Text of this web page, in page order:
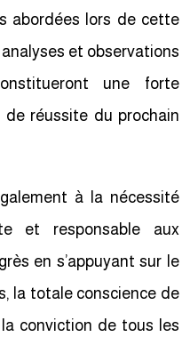
abordées lors de cette
et observations
une forte
réussite du prochain
à la nécessité
et responsable aux
en s’appuyant sur le
la totale conscience de
conviction de tous les